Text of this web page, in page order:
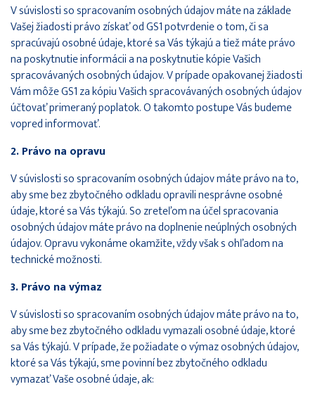
V súvislosti so spracovaním osobných údajov máte na základe
Vašej žiadosti právo získať od GS1 potvrdenie o tom, či sa
spracúvajú osobné údaje, ktoré sa Vás týkajú a tiež máte právo
na poskytnutie informácii a na poskytnutie kópie Vašich
spracovávaných osobných údajov. V prípade opakovanej žiadosti
Vám môže GS1 za kópiu Vašich spracovávaných osobných údajov
účtovať primeraný poplatok. O takomto postupe Vás budeme
vopred informovať.
2. Právo na opravu
V súvislosti so spracovaním osobných údajov máte právo na to,
aby sme bez zbytočného odkladu opravili nesprávne osobné
údaje, ktoré sa Vás týkajú. So zreteľom na účel spracovania
osobných údajov máte právo na doplnenie neúplných osobných
údajov. Opravu vykonáme okamžite, vždy však s ohľadom na
technické možnosti.
3. Právo na výmaz
V súvislosti so spracovaním osobných údajov máte právo na to,
aby sme bez zbytočného odkladu vymazali osobné údaje, ktoré
sa Vás týkajú. V prípade, že požiadate o výmaz osobných údajov,
ktoré sa Vás týkajú, sme povinní bez zbytočného odkladu
vymazať Vaše osobné údaje, ak: